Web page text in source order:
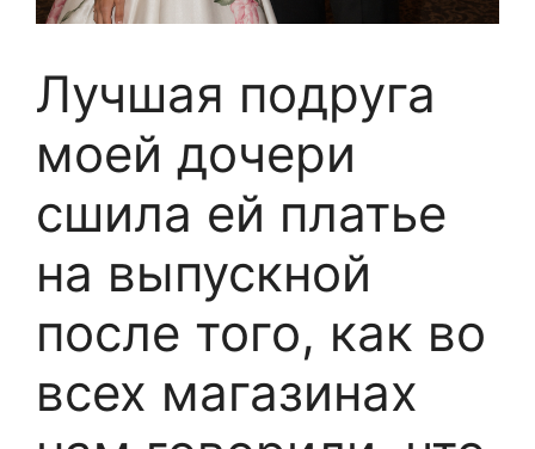
Лучшая подруга
моей дочери
сшила ей платье
на выпускной
после того, как во
всех магазинах